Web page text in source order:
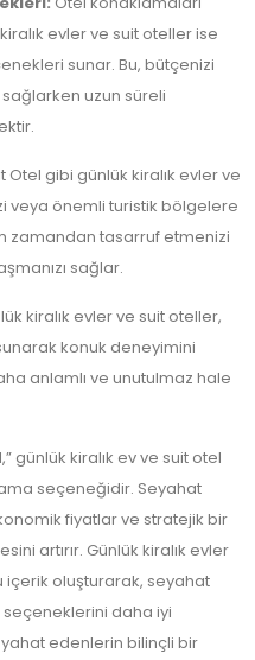
evler ve suit oteller ise
sunar. Bu, bütçenizi
uzun süreli
Otel gibi günlük kiralık evler ve
veya önemli turistik bölgelere
zamandan tasarruf etmenizi
sağlar.
kiralık evler ve suit oteller,
konuk deneyimini
anlamlı ve unutulmaz hale
günlük kiralık ev ve suit otel
seçeneğidir. Seyahat
fiyatlar ve stratejik bir
artırır. Günlük kiralık evler
içerik oluşturarak, seyahat
daha iyi
edenlerin bilinçli bir